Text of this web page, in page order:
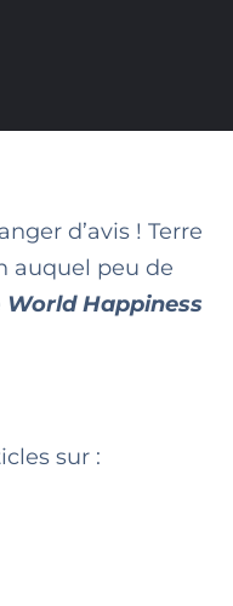
d’avis ! Terre
auquel peu de
World Happiness
sur :